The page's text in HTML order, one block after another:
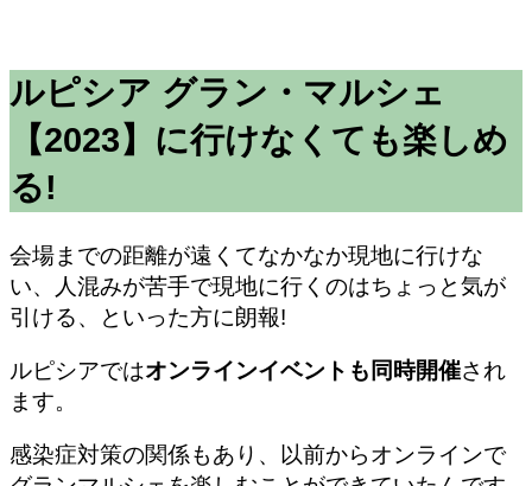
ルピシア グラン・マルシェ
【2023】に行けなくても楽しめ
る!
会場までの距離が遠くてなかなか現地に行けな
い、人混みが苦手で現地に行くのはちょっと気が
引ける、といった方に朗報!
ルピシアではオンラインイベントも同時開催され
ます。
感染症対策の関係もあり、以前からオンラインで